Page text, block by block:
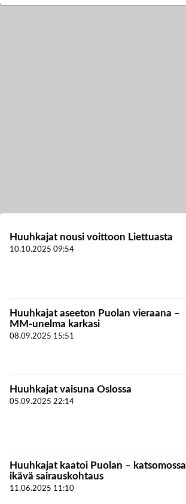
Huuhkajat nousi voittoon Liettuasta
10.10.2025 09:54
Huuhkajat aseeton Puolan vieraana –
MM-unelma karkasi
08.09.2025 15:51
Huuhkajat vaisuna Oslossa
05.09.2025 22:14
Huuhkajat kaatoi Puolan – katsomossa
ikävä sairauskohtaus
11.06.2025 11:10